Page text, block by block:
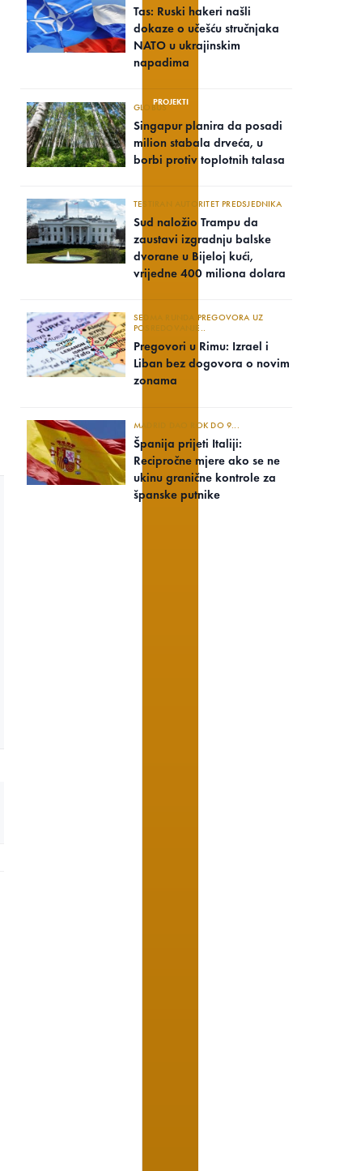
PROJEKTI
Tas: Ruski hakeri našli
dokaze o učešću stručnjaka
NATO u ukrajinskim
napadima
GLOBUS
Singapur planira da posadi
milion stabala drveća, u
borbi protiv toplotnih talasa
TESTIRAN AUTORITET PREDSJEDNIKA
Sud naložio Trampu da
zaustavi izgradnju balske
dvorane u Bijeloj kući,
vrijedne 400 miliona dolara
SEDMA RUNDA PREGOVORA UZ
POSREDOVANJE..
Pregovori u Rimu: Izrael i
Liban bez dogovora o novim
zonama
MADRID DAO ROK DO 9...
Španija prijeti Italiji:
Recipročne mjere ako se ne
ukinu granične kontrole za
španske putnike